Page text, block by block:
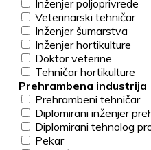
Inženjer poljoprivrede
Veterinarski tehničar
Inženjer šumarstva
Inženjer hortikulture
Doktor veterine
Tehničar hortikulture
Prehrambena industrija
Prehrambeni tehničar
Diplomirani inženjer
Diplomirani tehnolog
Pekar